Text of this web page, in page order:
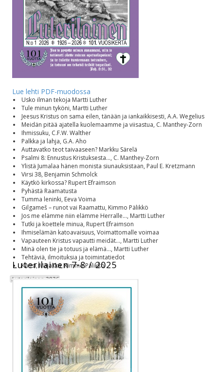
Lue lehti PDF-muodossa
Usko ilman tekoja Martti Luther
Tule minun tyköni, Martti Luther
Jeesus Kristus on sama eilen, tänään ja iankaikkisesti, A.A. Wegelius
Meidän pitää ajatella kuolemaamme ja viisastua, C. Manthey-Zorn
Ihmissuku, C.F.W. Walther
Palkka ja lahja, G.A. Aho
Auttavatko teot taivaaseen? Markku Särelä
Psalmi 8: Ennustus Kristuksesta..., C. Manthey-Zorn
Ylistä Jumalaa hänen monista siunauksistaan, Paul E. Kretzmann
Virsi 38, Benjamin Schmolck
Käytkö kirkossa? Rupert Efraimson
Pyhästä Raamatusta
Tumma leninki, Eeva Voima
Gilgameš – runot vai Raamattu, Kimmo Pälikkö
Jos me elämme niin elämme Herralle..., Martti Luther
Tutki ja koettele minua, Rupert Efraimson
Ihmiselämän katoavaisuus, Voimattomalle voimaa
Vapauteen Kristus vapautti meidät..., Martti Luther
Minä olen tie ja totuus ja elämä..., Martti Luther
Tehtäviä, ilmoituksia ja toimintatiedot
Kansi, Majakka, Kimmo Pälikkö
Luterilainen 2026
Luterilainen 7-8 / 2025